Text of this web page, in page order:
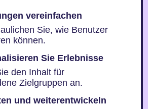
vereinfachen
Sie, wie Benutzer
können.
Sie Erlebnisse
den Inhalt für
Zielgruppen an.
und weiterentwickeln